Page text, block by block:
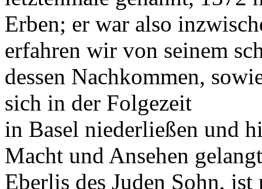
Erben; er war also
erfahren wir von seinem
dessen Nachkommen,
sich in der Folgezeit
in Basel niederließen und
Macht und Ansehen
Eberlis des Juden Sohn,